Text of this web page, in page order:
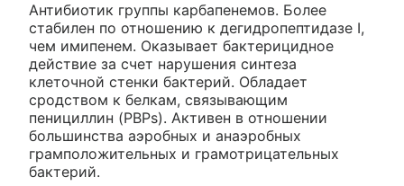
Антибиотик группы карбапенемов. Более
стабилен по отношению к дегидропептидазе I,
чем имипенем. Оказывает бактерицидное
действие за счет нарушения синтеза
клеточной стенки бактерий. Обладает
сродством к белкам, связывающим
пенициллин (PBPs). Активен в отношении
большинства аэробных и анаэробных
грамположительных и грамотрицательных
бактерий.